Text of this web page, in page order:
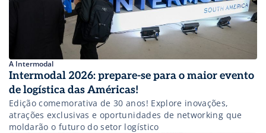
A Intermodal
Intermodal 2026: prepare-se para o maior evento
de logística das Américas!
Edição comemorativa de 30 anos! Explore inovações,
atrações exclusivas e oportunidades de networking que
moldarão o futuro do setor logístico